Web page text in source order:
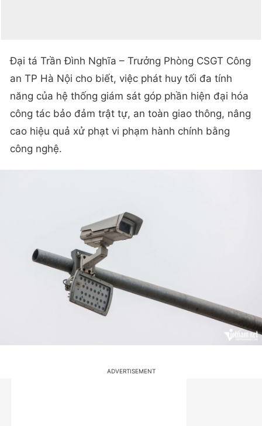
Đại tá Trần Đình Nghĩa – Trưởng Phòng CSGT Công
an TP Hà Nội cho biết, việc phát huy tối đa tính
năng của hệ thống giám sát góp phần hiện đại hóa
công tác bảo đảm trật tự, an toàn giao thông, nâng
cao hiệu quả xử phạt vi phạm hành chính bằng
công nghệ.